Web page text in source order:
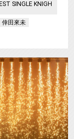
SINGLE KNIGH
倖田來未